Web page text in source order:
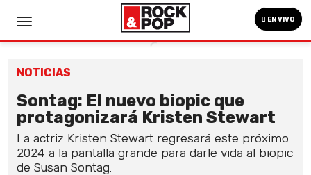
EN VIVO
NOTICIAS
Sontag: El nuevo biopic que
protagonizará Kristen Stewart
La actriz Kristen Stewart regresará este próximo
2024 a la pantalla grande para darle vida al biopic
de Susan Sontag.